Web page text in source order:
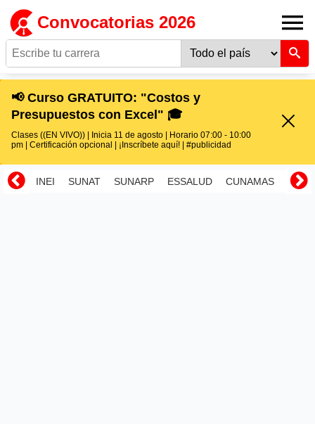
Convocatorias 2026
📢 Curso GRATUITO: "Costos y
Presupuestos con Excel" 🎓
Clases ((EN VIVO)) | Inicia 11 de agosto | Horario 07:00 - 10:00
pm | Certificación opcional | ¡Inscríbete aquí! | #publicidad
INEI SUNAT SUNARP ESSALUD CUNAMAS